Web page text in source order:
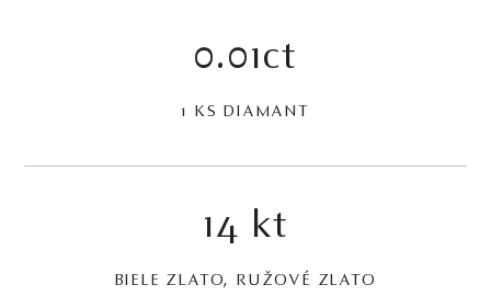
0.01ct
1 KS DIAMANT
14 kt
BIELE ZLATO, RUŽOVÉ ZLATO